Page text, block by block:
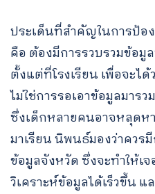
ประเด็นที่สำคัญในการป้อ
คือ ต้องมีการรวบรวมข้อมู
ตั้งแต่ที่โรงเรียน เพื่อจะไ
ไม่ใช่การรอเอาข้อมูลมาร
ซึ่งเด็กหลายคนอาจหลุดห
มาเรียน นิพนธ์มองว่าควร
ข้อมูลจังหวัด ซึ่งจะทำให้เ
วิเคราะห์ข้อมูลได้เร็วขึ้น แ